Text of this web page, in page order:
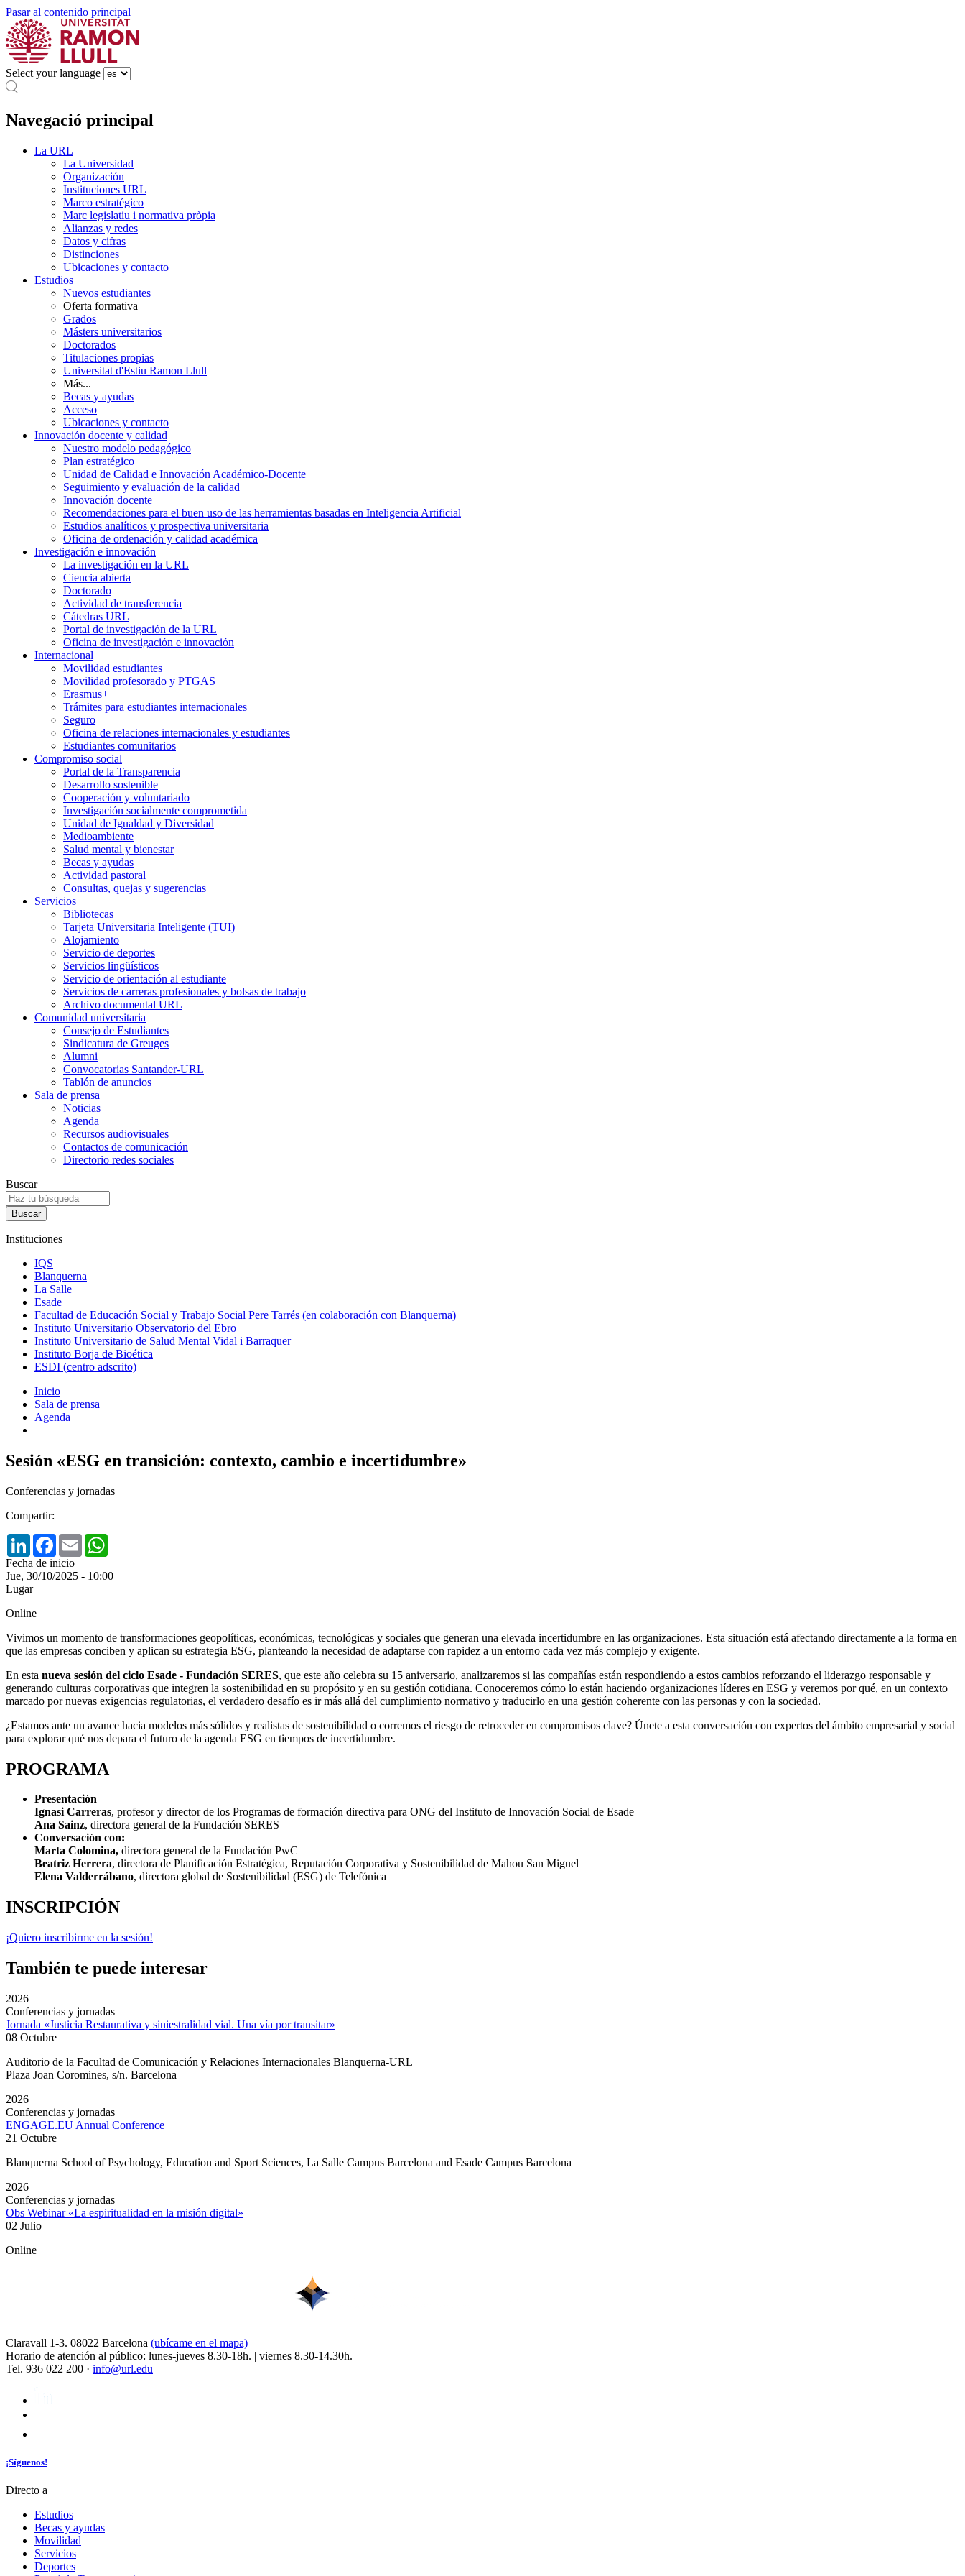
Pasar al contenido principal
Select your language
Navegació principal
La URL
La Universidad
Organización
Instituciones URL
Marco estratégico
Marc legislatiu i normativa pròpia
Alianzas y redes
Datos y cifras
Distinciones
Ubicaciones y contacto
Estudios
Nuevos estudiantes
Oferta formativa
Grados
Másters universitarios
Doctorados
Titulaciones propias
Universitat d'Estiu Ramon Llull
Más...
Becas y ayudas
Acceso
Ubicaciones y contacto
Innovación docente y calidad
Nuestro modelo pedagógico
Plan estratégico
Unidad de Calidad e Innovación Académico-Docente
Seguimiento y evaluación de la calidad
Innovación docente
Recomendaciones para el buen uso de las herramientas basadas en Inteligencia Artificial
Estudios analíticos y prospectiva universitaria
Oficina de ordenación y calidad académica
Investigación e innovación
La investigación en la URL
Ciencia abierta
Doctorado
Actividad de transferencia
Cátedras URL
Portal de investigación de la URL
Oficina de investigación e innovación
Internacional
Movilidad estudiantes
Movilidad profesorado y PTGAS
Erasmus+
Trámites para estudiantes internacionales
Seguro
Oficina de relaciones internacionales y estudiantes
Estudiantes comunitarios
Compromiso social
Portal de la Transparencia
Desarrollo sostenible
Cooperación y voluntariado
Investigación socialmente comprometida
Unidad de Igualdad y Diversidad
Medioambiente
Salud mental y bienestar
Becas y ayudas
Actividad pastoral
Consultas, quejas y sugerencias
Servicios
Bibliotecas
Tarjeta Universitaria Inteligente (TUI)
Alojamiento
Servicio de deportes
Servicios lingüísticos
Servicio de orientación al estudiante
Servicios de carreras profesionales y bolsas de trabajo
Archivo documental URL
Comunidad universitaria
Consejo de Estudiantes
Sindicatura de Greuges
Alumni
Convocatorias Santander-URL
Tablón de anuncios
Sala de prensa
Noticias
Agenda
Recursos audiovisuales
Contactos de comunicación
Directorio redes sociales
Buscar
Instituciones
IQS
Blanquerna
La Salle
Esade
Facultad de Educación Social y Trabajo Social Pere Tarrés (en colaboración con Blanquerna)
Instituto Universitario Observatorio del Ebro
Instituto Universitario de Salud Mental Vidal i Barraquer
Instituto Borja de Bioética
ESDI (centro adscrito)
Inicio
Sala de prensa
Agenda
Sesión «ESG en transición: contexto, cambio e incertidumbre»
Conferencias y jornadas
Compartir:
LinkedInFacebook
Email
Fecha de inicio
Jue, 30/10/2025 - 10:00
Lugar
Online
Vivimos un momento de transformaciones geopolíticas, económicas, tecnológicas y sociales que generan una elevada incertidumbre en las organizaciones. Esta situación está afectando directamente a la forma en
que las empresas conciben y aplican su estrategia ESG, planteando la necesidad de adaptarse con rapidez a un entorno cada vez más complejo y exigente.
En esta nueva sesión del ciclo Esade - Fundación SERES, que este año celebra su 15 aniversario, analizaremos si las compañías están respondiendo a estos cambios reforzando el liderazgo responsable y
generando culturas corporativas que integren la sostenibilidad en su propósito y en su gestión cotidiana. Conoceremos cómo lo están haciendo organizaciones líderes en ESG y veremos por qué, en un contexto
marcado por nuevas exigencias regulatorias, el verdadero desafío es ir más allá del cumplimiento normativo y traducirlo en una gestión coherente con las personas y con la sociedad.
¿Estamos ante un avance hacia modelos más sólidos y realistas de sostenibilidad o corremos el riesgo de retroceder en compromisos clave? Únete a esta conversación con expertos del ámbito empresarial y social
para explorar qué nos depara el futuro de la agenda ESG en tiempos de incertidumbre.
PROGRAMA
Presentación
Ignasi Carreras, profesor y director de los Programas de formación directiva para ONG del Instituto de Innovación Social de Esade
Ana Sainz, directora general de la Fundación SERES
Conversación con:
Marta Colomina, directora general de la Fundación PwC
Beatriz Herrera, directora de Planificación Estratégica, Reputación Corporativa y Sostenibilidad de Mahou San Miguel
Elena Valderrábano, directora global de Sostenibilidad (ESG) de Telefónica
INSCRIPCIÓN
¡Quiero inscribirme en la sesión!
También te puede interesar
2026
Conferencias y jornadas
Jornada «Justicia Restaurativa y siniestralidad vial. Una vía por transitar»
08 Octubre
Auditorio de la Facultad de Comunicación y Relaciones Internacionales Blanquerna-URL
Plaza Joan Coromines, s/n. Barcelona
2026
Conferencias y jornadas
ENGAGE.EU Annual Conference
21 Octubre
Blanquerna School of Psychology, Education and Sport Sciences, La Salle Campus Barcelona and Esade Campus Barcelona
2026
Conferencias y jornadas
Obs Webinar «La espiritualidad en la misión digital»
02 Julio
Online
Claravall 1-3. 08022 Barcelona (ubícame en el mapa)
Horario de atención al público: lunes-jueves 8.30-18h. | viernes 8.30-14.30h.
Tel. 936 022 200 · info@url.edu
¡Síguenos!
Directo a
Estudios
Becas y ayudas
Movilidad
Servicios
Deportes